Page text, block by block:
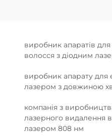
виробник апаратів
волосся з діодним
виробник апарату для
лазером з довжиною
компанія з
лазерного видалення
лазером 808 нм